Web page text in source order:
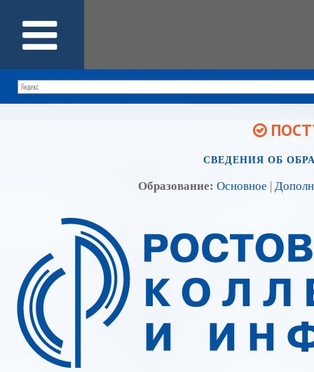
СВЕДЕНИЯ ОБ
Образование: Основное |